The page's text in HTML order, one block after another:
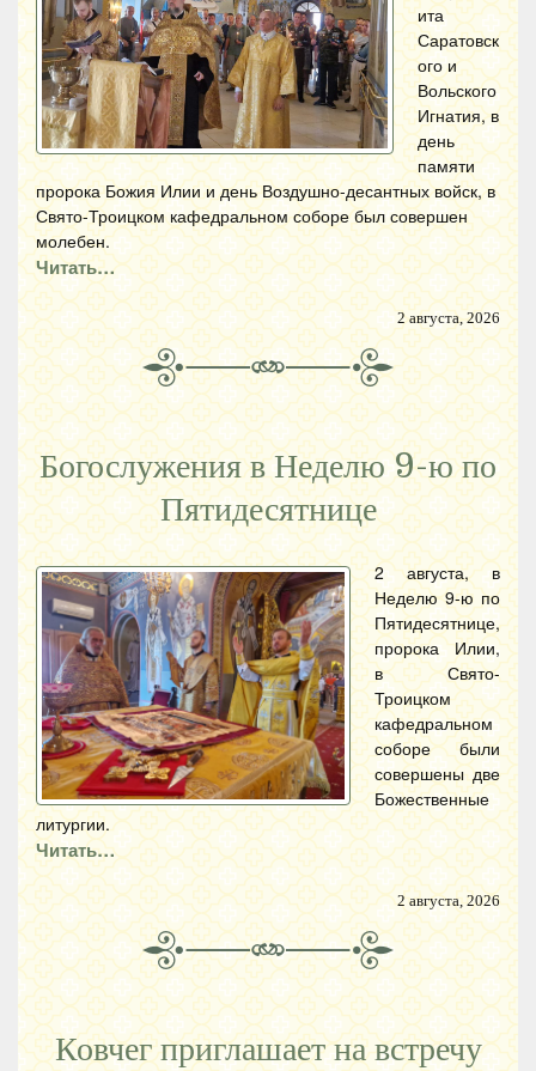
ита
Саратовск
ого и
Вольского
Игнатия, в
день
памяти
пророка Божия Илии и день Воздушно-десантных войск, в
Свято-Троицком кафедральном соборе был совершен
молебен.
Читать…
2 августа, 2026
Богослужения в Неделю 9-ю по
Пятидесятнице
2 августа, в
Неделю 9-ю по
Пятидесятнице,
пророка Илии,
в Свято-
Троицком
кафедральном
соборе были
совершены две
Божественные
литургии.
Читать…
2 августа, 2026
Ковчег приглашает на встречу